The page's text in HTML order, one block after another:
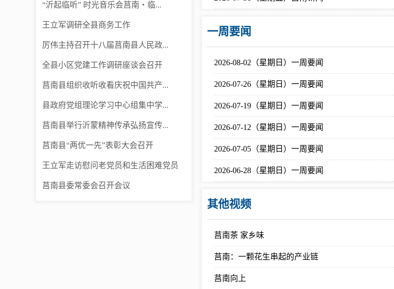
“沂起临听” 时光音乐会莒南・临...
王立军调研全县商务工作
厉伟主持召开十八届莒南县人民政...
全县小区党建工作调研座谈会召开
莒南县组织收听收看庆祝中国共产...
县政府党组理论学习中心组集中学...
莒南县举行沂蒙精神传承弘扬宣传...
莒南县“两优一先”表彰大会召开
王立军走访慰问老党员和生活困难党员
莒南县委常委会召开会议
一周要闻
2026-08-02（星期日）一周要闻
2026-07-26（星期日）一周要闻
2026-07-19（星期日）一周要闻
2026-07-12（星期日）一周要闻
2026-07-05（星期日）一周要闻
2026-06-28（星期日）一周要闻
其他视频
莒南茶 家乡味
莒南：一颗花生串起的产业链
莒南向上